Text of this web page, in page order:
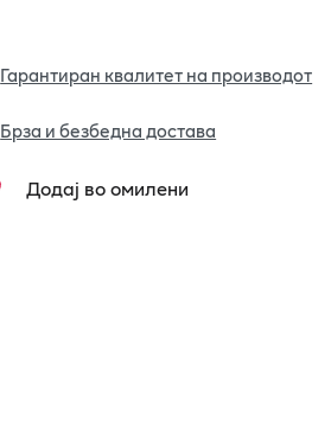
Гарантиран квалитет на производот
Брза и безбедна достава
Додај во омилени